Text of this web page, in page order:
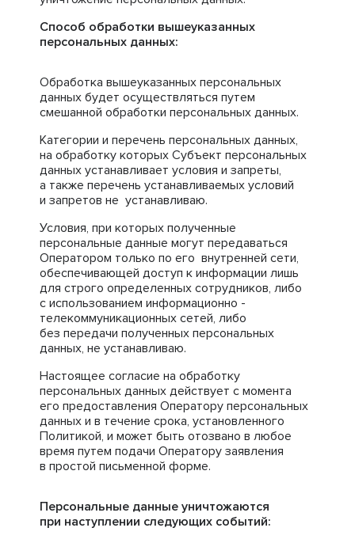
Способ обработки вышеуказанных
персональных данных:
Обработка вышеуказанных персональных
данных будет осуществляться путем
смешанной обработки персональных данных.
Категории и перечень персональных данных,
на обработку которых Субъект персональных
данных устанавливает условия и запреты,
а также перечень устанавливаемых условий
и запретов не устанавливаю.
Условия, при которых полученные
персональные данные могут передаваться
Оператором только по его внутренней сети,
обеспечивающей доступ к информации лишь
для строго определенных сотрудников, либо
с использованием информационно -
телекоммуникационных сетей, либо
без передачи полученных персональных
данных, не устанавливаю.
Настоящее согласие на обработку
персональных данных действует с момента
его предоставления Оператору персональных
данных и в течение срока, установленного
Политикой, и может быть отозвано в любое
время путем подачи Оператору заявления
в простой письменной форме.
Персональные данные уничтожаются
при наступлении следующих событий: